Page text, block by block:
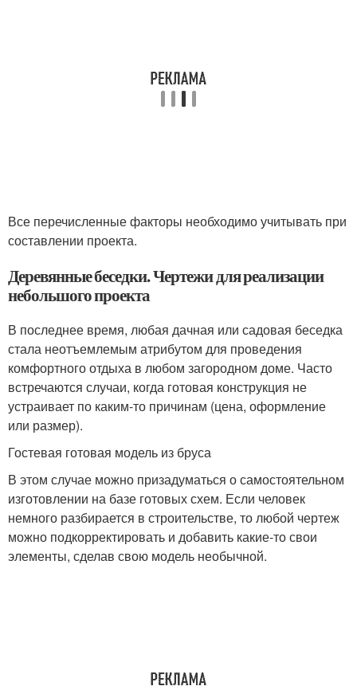
Все перечисленные факторы необходимо учитывать при
составлении проекта.
Деревянные беседки. Чертежи для реализации
небольшого проекта
В последнее время, любая дачная или садовая беседка
стала неотъемлемым атрибутом для проведения
комфортного отдыха в любом загородном доме. Часто
встречаются случаи, когда готовая конструкция не
устраивает по каким-то причинам (цена, оформление
или размер).
Гостевая готовая модель из бруса
В этом случае можно призадуматься о самостоятельном
изготовлении на базе готовых схем. Если человек
немного разбирается в строительстве, то любой чертеж
можно подкорректировать и добавить какие-то свои
элементы, сделав свою модель необычной.